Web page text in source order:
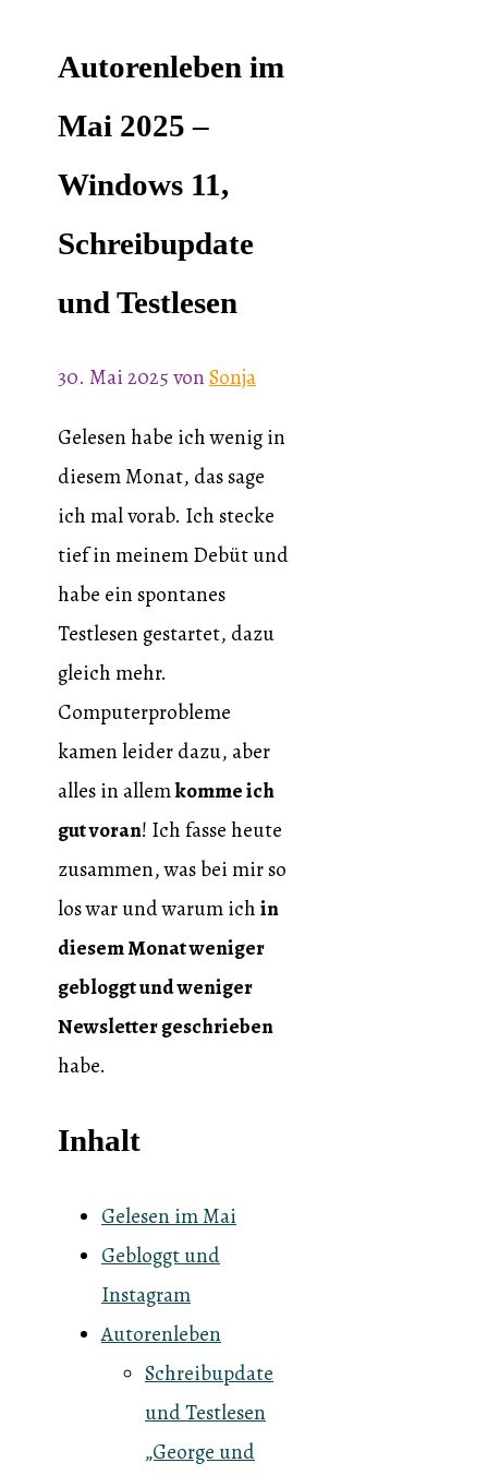
Autorenleben im
Mai 2025 –
Windows 11,
Schreibupdate
und Testlesen
30. Mai 2025vonSonja
Gelesen habe ich wenig in
diesem Monat, das sage
ich mal vorab. Ich stecke
tief in meinem Debüt und
habe ein spontanes
Testlesen gestartet, dazu
gleich mehr.
Computerprobleme
kamen leider dazu, aber
alles in allemkomme ich
gut voran! Ich fasse heute
zusammen, was bei mir so
los war und warum ichin
diesem Monat weniger
gebloggt und weniger
Newsletter geschrieben
habe.
Inhalt
Gelesen im Mai
Gebloggt und
Instagram
Autorenleben
Schreibupdate
und Testlesen
„George und